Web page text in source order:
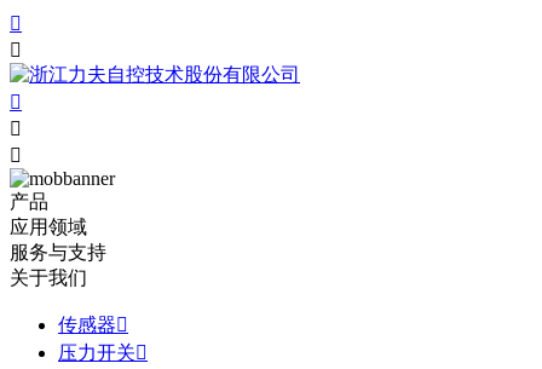





产品
应用领域
服务与支持
关于我们
传感器
压力开关